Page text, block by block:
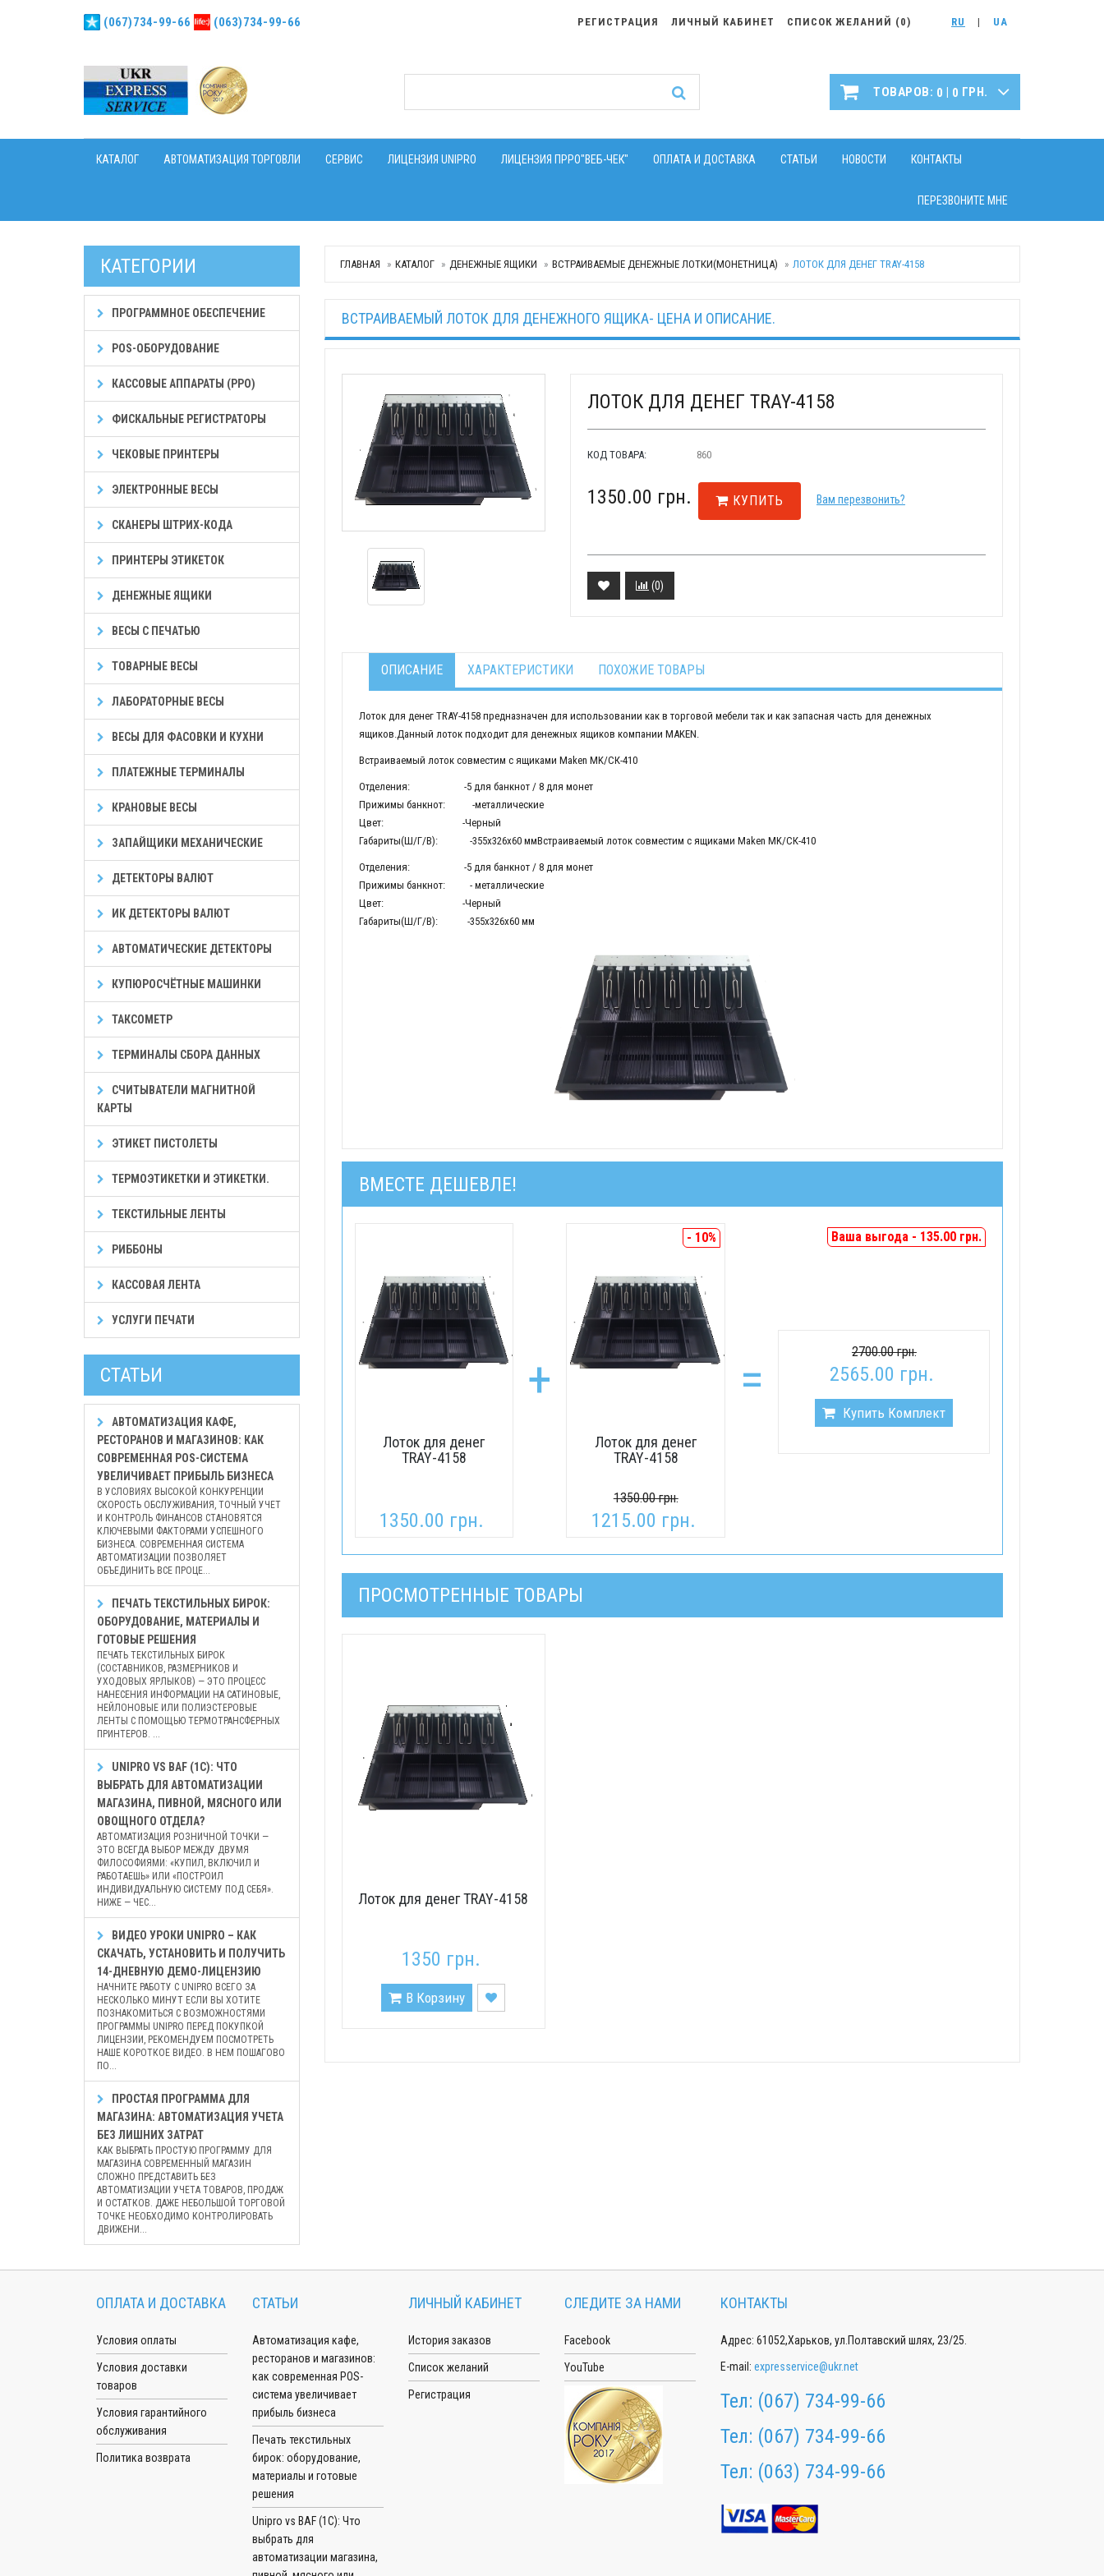
(067)734-99-66 (063)734-99-66 UA
|
RU
СПИСОК ЖЕЛАНИЙ (0)
ЛИЧНЫЙ КАБИНЕТ
РЕГИСТРАЦИЯ
ТОВАРОВ: 0 | 0 ГРН.
КАТАЛОГ АВТОМАТИЗАЦИЯ ТОРГОВЛИ СЕРВИС ЛИЦЕНЗИЯ UNIPRO ЛИЦЕНЗИЯ ПРРО"ВЕБ-ЧЕК" ОПЛАТА И ДОСТАВКА СТАТЬИ НОВОСТИ КОНТАКТЫ
ПЕРЕЗВОНИТЕ МНЕ
ГЛАВНАЯ КАТАЛОГ ДЕНЕЖНЫЕ ЯЩИКИ ВСТРАИВАЕМЫЕ ДЕНЕЖНЫЕ ЛОТКИ(МОНЕТНИЦА) ЛОТОК ДЛЯ ДЕНЕГ TRAY-4158
ВСТРАИВАЕМЫЙ ЛОТОК ДЛЯ ДЕНЕЖНОГО ЯЩИКА- ЦЕНА И ОПИСАНИЕ.
ЛОТОК ДЛЯ ДЕНЕГ TRAY-4158
КОД ТОВАРА: 860
1350.00 грн. КУПИТЬ Вам перезвонить?
(0)
ОПИСАНИЕ ХАРАКТЕРИСТИКИ ПОХОЖИЕ ТОВАРЫ
Лоток для денег TRAY-4158 предназначен для использовании как в торговой мебели так и как запасная часть для денежных
ящиков.Данный лоток подходит для денежных ящиков компании MAKEN.
Встраиваемый лоток совместим с ящиками Maken MK/СК-410
Отделения: -5 для банкнот / 8 для монет
Прижимы банкнот: -металлические
Цвет: -Черный
Габариты(Ш/Г/В): -355х326х60 ммВстраиваемый лоток совместим с ящиками Maken MK/СК-410
Отделения: -5 для банкнот / 8 для монет
Прижимы банкнот: - металлические
Цвет: -Черный
Габариты(Ш/Г/В): -355х326х60 мм
ВМЕСТЕ ДЕШЕВЛЕ!
Лоток для денег
TRAY-4158
1350.00 грн.
+
- 10%
Лоток для денег
TRAY-4158
1350.00 грн.
1215.00 грн.
=
Ваша выгода - 135.00 грн.
2700.00 грн.
2565.00 грн.
Купить Комплект
ПРОСМОТРЕННЫЕ ТОВАРЫ
Лоток для денег TRAY-4158
1350 грн.
В Корзину
КАТЕГОРИИ
ПРОГРАММНОЕ ОБЕСПЕЧЕНИЕ
POS-ОБОРУДОВАНИЕ
КАССОВЫЕ АППАРАТЫ (РРО)
ФИСКАЛЬНЫЕ РЕГИСТРАТОРЫ
ЧЕКОВЫЕ ПРИНТЕРЫ
ЭЛЕКТРОННЫЕ ВЕСЫ
СКАНЕРЫ ШТРИХ-КОДА
ПРИНТЕРЫ ЭТИКЕТОК
ДЕНЕЖНЫЕ ЯЩИКИ
ВЕСЫ С ПЕЧАТЬЮ
ТОВАРНЫЕ ВЕСЫ
ЛАБОРАТОРНЫЕ ВЕСЫ
ВЕСЫ ДЛЯ ФАСОВКИ И КУХНИ
ПЛАТЕЖНЫЕ ТЕРМИНАЛЫ
КРАНОВЫЕ ВЕСЫ
ЗАПАЙЩИКИ МЕХАНИЧЕСКИЕ
ДЕТЕКТОРЫ ВАЛЮТ
ИК ДЕТЕКТОРЫ ВАЛЮТ
АВТОМАТИЧЕСКИЕ ДЕТЕКТОРЫ
КУПЮРОСЧЁТНЫЕ МАШИНКИ
ТАКСОМЕТР
ТЕРМИНАЛЫ СБОРА ДАННЫХ
СЧИТЫВАТЕЛИ МАГНИТНОЙ
КАРТЫ
ЭТИКЕТ ПИСТОЛЕТЫ
ТЕРМОЭТИКЕТКИ И ЭТИКЕТКИ.
ТЕКСТИЛЬНЫЕ ЛЕНТЫ
РИББОНЫ
КАССОВАЯ ЛЕНТА
УСЛУГИ ПЕЧАТИ
СТАТЬИ
АВТОМАТИЗАЦИЯ КАФЕ,
РЕСТОРАНОВ И МАГАЗИНОВ: КАК
СОВРЕМЕННАЯ POS-СИСТЕМА
УВЕЛИЧИВАЕТ ПРИБЫЛЬ БИЗНЕСА
В УСЛОВИЯХ ВЫСОКОЙ КОНКУРЕНЦИИ
СКОРОСТЬ ОБСЛУЖИВАНИЯ, ТОЧНЫЙ УЧЕТ
И КОНТРОЛЬ ФИНАНСОВ СТАНОВЯТСЯ
КЛЮЧЕВЫМИ ФАКТОРАМИ УСПЕШНОГО
БИЗНЕСА. СОВРЕМЕННАЯ СИСТЕМА
АВТОМАТИЗАЦИИ ПОЗВОЛЯЕТ
ОБЪЕДИНИТЬ ВСЕ ПРОЦЕ...
ПЕЧАТЬ ТЕКСТИЛЬНЫХ БИРОК:
ОБОРУДОВАНИЕ, МАТЕРИАЛЫ И
ГОТОВЫЕ РЕШЕНИЯ
ПЕЧАТЬ ТЕКСТИЛЬНЫХ БИРОК
(СОСТАВНИКОВ, РАЗМЕРНИКОВ И
УХОДОВЫХ ЯРЛЫКОВ) — ЭТО ПРОЦЕСС
НАНЕСЕНИЯ ИНФОРМАЦИИ НА САТИНОВЫЕ,
НЕЙЛОНОВЫЕ ИЛИ ПОЛИЭСТЕРОВЫЕ
ЛЕНТЫ С ПОМОЩЬЮ ТЕРМОТРАНСФЕРНЫХ
ПРИНТЕРОВ. ...
UNIPRO VS BAF (1С): ЧТО
ВЫБРАТЬ ДЛЯ АВТОМАТИЗАЦИИ
МАГАЗИНА, ПИВНОЙ, МЯСНОГО ИЛИ
ОВОЩНОГО ОТДЕЛА?
АВТОМАТИЗАЦИЯ РОЗНИЧНОЙ ТОЧКИ —
ЭТО ВСЕГДА ВЫБОР МЕЖДУ ДВУМЯ
ФИЛОСОФИЯМИ: «КУПИЛ, ВКЛЮЧИЛ И
РАБОТАЕШЬ» ИЛИ «ПОСТРОИЛ
ИНДИВИДУАЛЬНУЮ СИСТЕМУ ПОД СЕБЯ».
НИЖЕ — ЧЕС...
ВИДЕО УРОКИ UNIPRO – КАК
СКАЧАТЬ, УСТАНОВИТЬ И ПОЛУЧИТЬ
14-ДНЕВНУЮ ДЕМО-ЛИЦЕНЗИЮ
НАЧНИТЕ РАБОТУ С UNIPRO ВСЕГО ЗА
НЕСКОЛЬКО МИНУТ ЕСЛИ ВЫ ХОТИТЕ
ПОЗНАКОМИТЬСЯ С ВОЗМОЖНОСТЯМИ
ПРОГРАММЫ UNIPRO ПЕРЕД ПОКУПКОЙ
ЛИЦЕНЗИИ, РЕКОМЕНДУЕМ ПОСМОТРЕТЬ
НАШЕ КОРОТКОЕ ВИДЕО. В НЕМ ПОШАГОВО
ПО...
ПРОСТАЯ ПРОГРАММА ДЛЯ
МАГАЗИНА: АВТОМАТИЗАЦИЯ УЧЕТА
БЕЗ ЛИШНИХ ЗАТРАТ
КАК ВЫБРАТЬ ПРОСТУЮ ПРОГРАММУ ДЛЯ
МАГАЗИНА СОВРЕМЕННЫЙ МАГАЗИН
СЛОЖНО ПРЕДСТАВИТЬ БЕЗ
АВТОМАТИЗАЦИИ УЧЕТА ТОВАРОВ, ПРОДАЖ
И ОСТАТКОВ. ДАЖЕ НЕБОЛЬШОЙ ТОРГОВОЙ
ТОЧКЕ НЕОБХОДИМО КОНТРОЛИРОВАТЬ
ДВИЖЕНИ...
ОПЛАТА И ДОСТАВКА
Условия оплаты
Условия доставки
товаров
Условия гарантийного
обслуживания
Политика возврата
СТАТЬИ
Автоматизация кафе,
ресторанов и магазинов:
как современная POS-
система увеличивает
прибыль бизнеса
Печать текстильных
бирок: оборудование,
материалы и готовые
решения
Unipro vs BAF (1С): Что
выбрать для
автоматизации магазина,
ЛИЧНЫЙ КАБИНЕТ
История заказов
Список желаний
Регистрация
СЛЕДИТЕ ЗА НАМИ
Facebook
YouTube
КОНТАКТЫ
Адрес: 61052,Харьков, ул.Полтавский шлях, 23/25.
E-mail: expresservice@ukr.net
Тел: (067) 734-99-66
Тел: (067) 734-99-66
Тел: (063) 734-99-66